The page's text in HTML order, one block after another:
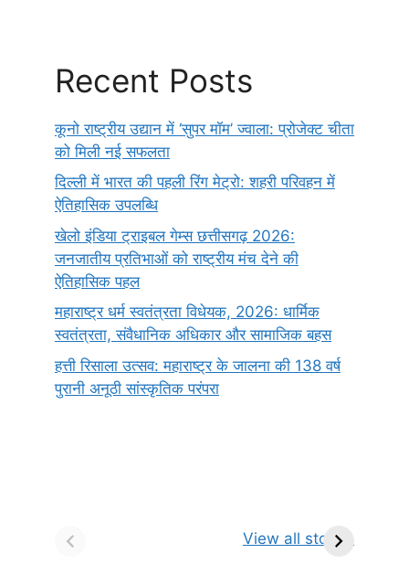
Recent Posts
कूनो राष्ट्रीय उद्यान में ‘सुपर मॉम’ ज्वाला: प्रोजेक्ट चीता
को मिली नई सफलता
दिल्ली में भारत की पहली रिंग मेट्रो: शहरी परिवहन में
ऐतिहासिक उपलब्धि
खेलो इंडिया ट्राइबल गेम्स छत्तीसगढ़ 2026:
जनजातीय प्रतिभाओं को राष्ट्रीय मंच देने की
ऐतिहासिक पहल
महाराष्ट्र धर्म स्वतंत्रता विधेयक, 2026: धार्मिक
स्वतंत्रता, संवैधानिक अधिकार और सामाजिक बहस
हत्ती रिसाला उत्सव: महाराष्ट्र के जालना की 138 वर्ष
पुरानी अनूठी सांस्कृतिक परंपरा
View all stories
किसे कहते है?
ज्योतिर्लिंग | नाम,